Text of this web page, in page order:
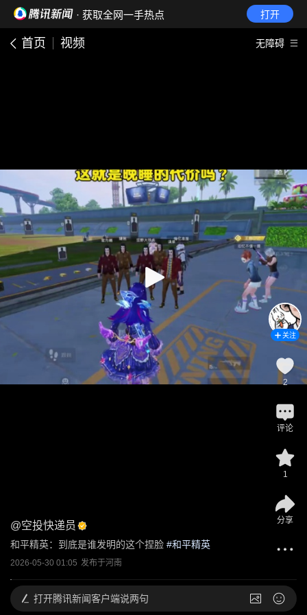
· 获取全网一手热点 打开
首页 视频 无障碍
@空投快递员
和平精英：到底是谁发明的这个捏脸 #和平精英
2026-05-30 01:05 发布于河南
关注
2
评论
1
分享
打开腾讯新闻客户端说两句